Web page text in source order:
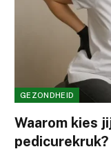
GEZONDHEID
Waarom kies
pedicurekruk?